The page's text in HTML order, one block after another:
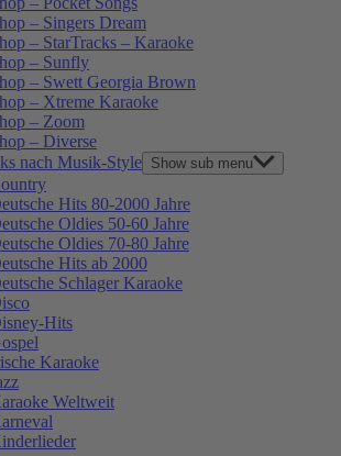
– Singers Dream
– StarTracks – Karaoke
– Sunfly
– Swett Georgia Brown
– Xtreme Karaoke
– Zoom
– Diverse
nach Musik-Style Show sub menu
Hits 80-2000 Jahre
Oldies 50-60 Jahre
Oldies 70-80 Jahre
Hits ab 2000
Schlager Karaoke
Hits
Karaoke
Weltweit